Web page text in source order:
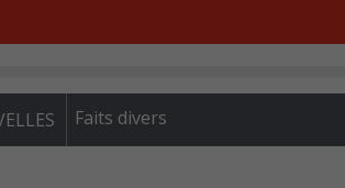
Faits divers